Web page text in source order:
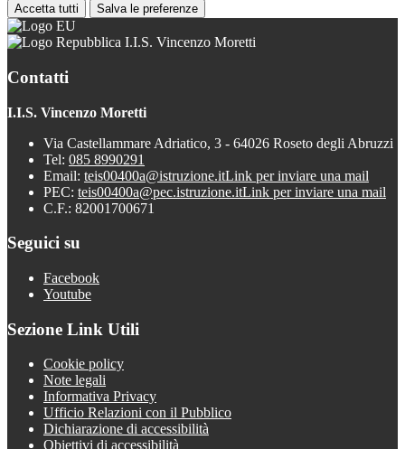
Accetta tutti Salva le preferenze
I.I.S. Vincenzo Moretti
Contatti
I.I.S. Vincenzo Moretti
Via Castellammare Adriatico, 3 - 64026 Roseto degli Abruzzi
Tel: 085 8990291
Email: teis00400a@istruzione.itLink per inviare una mail
PEC: teis00400a@pec.istruzione.itLink per inviare una mail
C.F.: 82001700671
Seguici su
Facebook
Youtube
Sezione Link Utili
Cookie policy
Note legali
Informativa Privacy
Ufficio Relazioni con il Pubblico
Dichiarazione di accessibilità
Obiettivi di accessibilità